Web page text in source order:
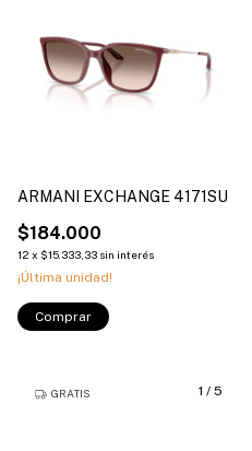
ARMANI EXCHANGE 4171SU
$184.000
12 x $15.333,33 sin interés
¡Última unidad!
Comprar
1 / 5
GRATIS